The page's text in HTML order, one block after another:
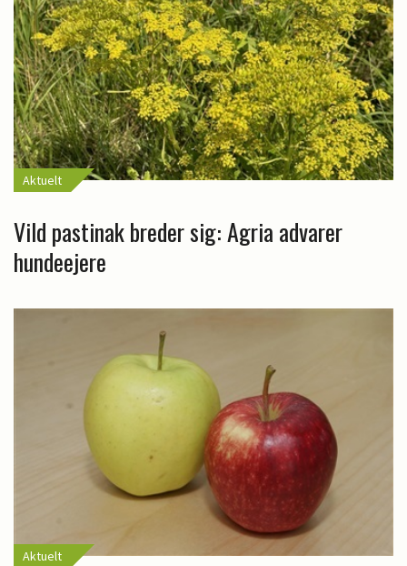
Aktuelt
Vild pastinak breder sig: Agria advarer
hundeejere
Aktuelt